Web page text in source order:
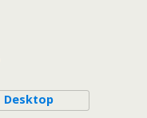
Desktop